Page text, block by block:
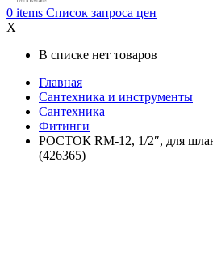
0 items Список запроса цен
X
В списке нет товаров
Главная
Cантехника и инструменты
Сантехника
Фитинги
РОСТОК RM-12, 1/2″, для
(426365)